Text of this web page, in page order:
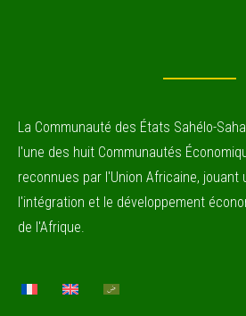
La Communauté des États Sahélo-
l'une des huit Communautés
reconnues par l'Union Africaine, jouant
l'intégration et le développement
de l'Afrique.